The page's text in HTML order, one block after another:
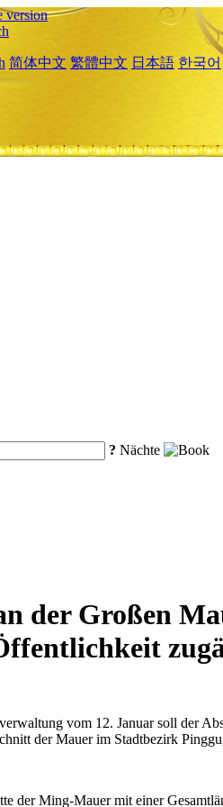
version
简体中文 繁體中文 日本語 한국어
? Nächte
der Großen
vom 12. Januar soll der
der Mauer im Stadtbezirk
der Ming-Mauer mit einer